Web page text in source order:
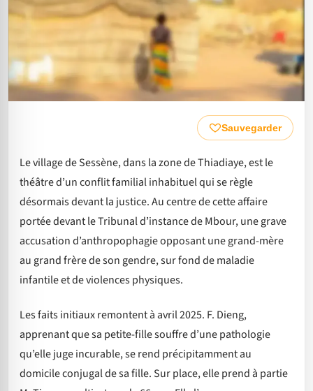
Sauvegarder
Le village de Sessène, dans la zone de Thiadiaye, est le
théâtre d’un conflit familial inhabituel qui se règle
désormais devant la justice. Au centre de cette affaire
portée devant le Tribunal d’instance de Mbour, une grave
accusation d’anthropophagie opposant une grand-mère
au grand frère de son gendre, sur fond de maladie
infantile et de violences physiques.
Les faits initiaux remontent à avril 2025. F. Dieng,
apprenant que sa petite-fille souffre d’une pathologie
qu’elle juge incurable, se rend précipitamment au
domicile conjugal de sa fille. Sur place, elle prend à partie